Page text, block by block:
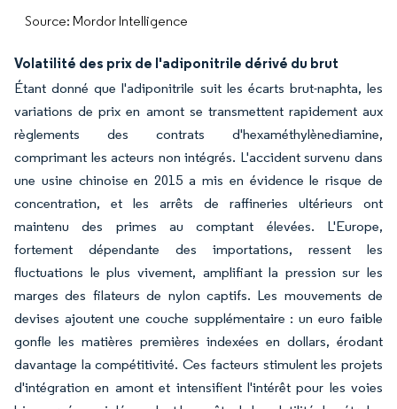
Source: Mordor Intelligence
Volatilité des prix de l'adiponitrile dérivé du brut
Étant donné que l'adiponitrile suit les écarts brut-naphta, les
variations de prix en amont se transmettent rapidement aux
règlements des contrats d'hexaméthylènediamine,
comprimant les acteurs non intégrés. L'accident survenu dans
une usine chinoise en 2015 a mis en évidence le risque de
concentration, et les arrêts de raffineries ultérieurs ont
maintenu des primes au comptant élevées. L'Europe,
fortement dépendante des importations, ressent les
fluctuations le plus vivement, amplifiant la pression sur les
marges des filateurs de nylon captifs. Les mouvements de
devises ajoutent une couche supplémentaire : un euro faible
gonfle les matières premières indexées en dollars, érodant
davantage la compétitivité. Ces facteurs stimulent les projets
d'intégration en amont et intensifient l'intérêt pour les voies